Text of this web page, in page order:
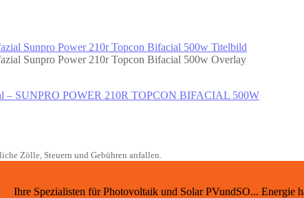
– SUNPRO POWER 210R TOPCON BIFACIAL 500W
Zölle, Steuern und Gebühren anfallen.
Ihre Spezialisten für Photovoltaik und Solar PVundSO... Energie